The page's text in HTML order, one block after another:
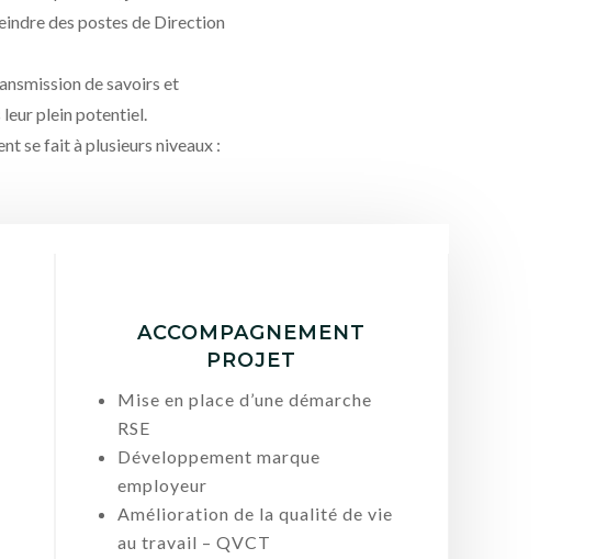
des postes de Direction
de savoirs et
leur plein potentiel.
se fait à plusieurs niveaux :
ACCOMPAGNEMENT
PROJET
Mise en place d’une démarche
RSE
Développement marque
employeur
Amélioration de la qualité de vie
au travail – QVCT